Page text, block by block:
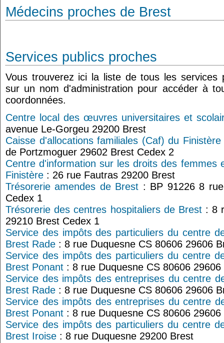
Médecins proches de Brest
Services publics proches
Vous trouverez ici la liste de tous les services
sur un nom d'administration pour accéder à
coordonnées.
Centre local des œuvres universitaires et
avenue Le-Gorgeu 29200 Brest
Caisse d'allocations familiales (Caf) du
de Portzmoguer 29602 Brest Cedex 2
Centre d'information sur les droits des femmes
Finistère : 26 rue Fautras 29200 Brest
Trésorerie amendes de Brest : BP 91226 8
Cedex 1
Trésorerie des centres hospitaliers de Brest: 8
29210 Brest Cedex 1
Service des impôts des particuliers du centre
Brest Rade : 8 rue Duquesne CS 80606 29606
Service des impôts des particuliers du centre
Brest Ponant : 8 rue Duquesne CS 80606
Service des impôts des entreprises du centre
Brest Rade : 8 rue Duquesne CS 80606 29606
Service des impôts des entreprises du centre
Brest Ponant : 8 rue Duquesne CS 80606
Service des impôts des particuliers du centre
Brest Iroise : 8 rue Duquesne 29200 Brest